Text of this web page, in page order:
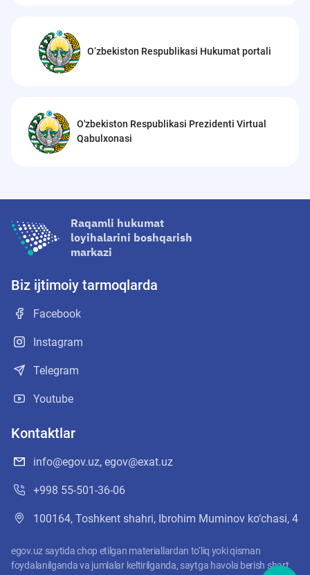
O‘zbekiston Respublikasi Hukumat portali
O'zbekiston Respublikasi Prezidenti Virtual
Qabulxonasi
Raqamli hukumat
loyihalarini boshqarish
markazi
Biz ijtimoiy tarmoqlarda
Facebook
Instagram
Telegram
Youtube
Kontaktlar
info@egov.uz, egov@exat.uz
+998 55-501-36-06
100164, Toshkent shahri, Ibrohim Muminov ko‘chasi, 4
egov.uz saytida chop etilgan materiallardan to‘liq yoki qisman
foydalanilganda va jumlalar keltirilganda, saytga havola berish shart